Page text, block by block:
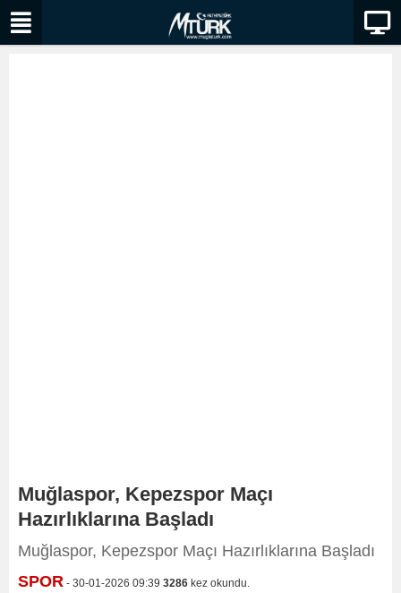
Muğlaspor, Kepezspor Maçı
Hazırlıklarına Başladı
Muğlaspor, Kepezspor Maçı Hazırlıklarına Başladı
SPOR - 30-01-2026 09:39 3286 kez okundu.